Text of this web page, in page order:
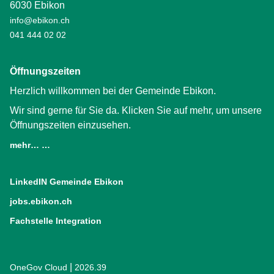
6030 Ebikon
info@ebikon.ch
041 444 02 02
Öffnungszeiten
Herzlich willkommen bei der Gemeinde Ebikon.
Wir sind gerne für Sie da. Klicken Sie auf mehr, um unsere
Öffnungszeiten einzusehen.
mehr… …
LinkedIN Gemeinde Ebikon
jobs.ebikon.ch
Fachstelle Integration
OneGov Cloud (External Link)
2026.39